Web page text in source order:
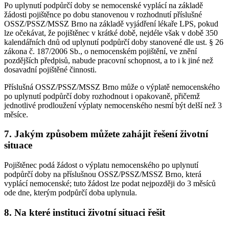
Po uplynutí podpůrčí doby se nemocenské vyplácí na základě
žádosti pojištěnce po dobu stanovenou v rozhodnutí příslušné
OSSZ/PSSZ/MSSZ Brno na základě vyjádření lékaře LPS, pokud
lze očekávat, že pojištěnec v krátké době, nejdéle však v době 350
kalendářních dnů od uplynutí podpůrčí doby stanovené dle ust. § 26
zákona č. 187/2006 Sb., o nemocenském pojištění, ve znění
pozdějších předpisů, nabude pracovní schopnost, a to i k jiné než
dosavadní pojištěné činnosti.
Příslušná OSSZ/PSSZ/MSSZ Brno může o výplatě nemocenského
po uplynutí podpůrčí doby rozhodnout i opakovaně, přičemž
jednotlivé prodloužení výplaty nemocenského nesmí být delší než 3
měsíce.
7. Jakým způsobem můžete zahájit řešení životní
situace
Pojištěnec podá žádost o výplatu nemocenského po uplynutí
podpůrčí doby na příslušnou OSSZ/PSSZ/MSSZ Brno, která
vyplácí nemocenské; tuto žádost lze podat nejpozději do 3 měsíců
ode dne, kterým podpůrčí doba uplynula.
8. Na které instituci životní situaci řešit